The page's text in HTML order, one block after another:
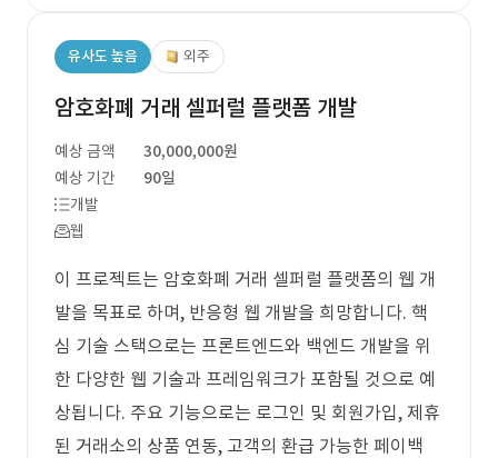
유사도 높음 외주
암호화폐 거래 셀퍼럴 플랫폼 개발
예상 금액
30,000,000원
예상 기간
90일
개발
웹
이 프로젝트는 암호화폐 거래 셀퍼럴 플랫폼의 웹 개
발을 목표로 하며, 반응형 웹 개발을 희망합니다. 핵
심 기술 스택으로는 프론트엔드와 백엔드 개발을 위
한 다양한 웹 기술과 프레임워크가 포함될 것으로 예
상됩니다. 주요 기능으로는 로그인 및 회원가입, 제휴
된 거래소의 상품 연동, 고객의 환급 가능한 페이백